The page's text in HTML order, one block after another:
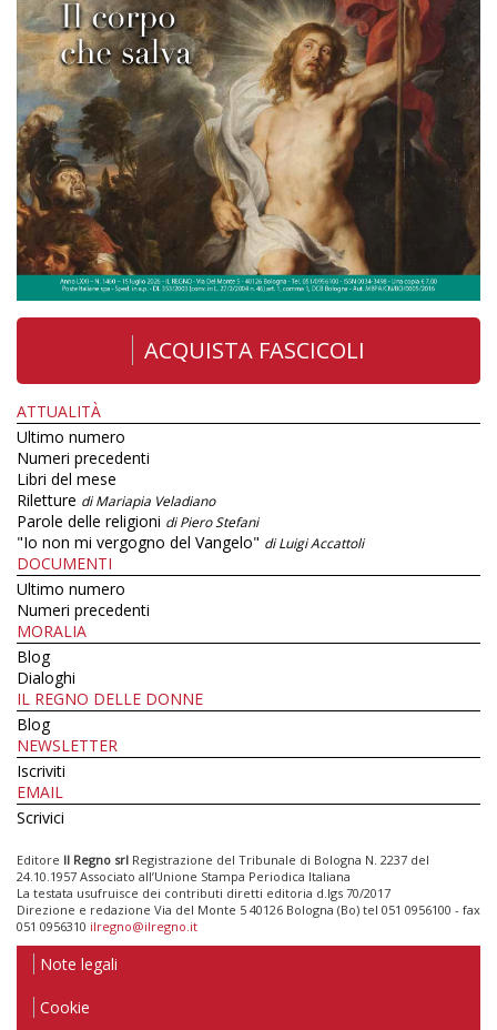
ACQUISTA FASCICOLI
ATTUALITÀ
Ultimo numero
Numeri precedenti
Libri del mese
Riletture di Mariapia Veladiano
Parole delle religioni di Piero Stefani
"Io non mi vergogno del Vangelo" di Luigi Accattoli
DOCUMENTI
Ultimo numero
Numeri precedenti
MORALIA
Blog
Dialoghi
IL REGNO DELLE DONNE
Blog
NEWSLETTER
Iscriviti
EMAIL
Scrivici
Editore Il Regno srl Registrazione del Tribunale di Bologna N. 2237 del
24.10.1957 Associato all’Unione Stampa Periodica Italiana
La testata usufruisce dei contributi diretti editoria d.lgs 70/2017
Direzione e redazione Via del Monte 5 40126 Bologna (Bo) tel 051 0956100 - fax
051 0956310 ilregno@ilregno.it
Note legali
Cookie